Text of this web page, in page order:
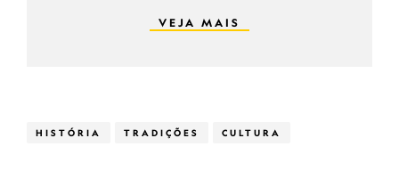
VEJA MAIS
HISTÓRIA TRADIÇÕES CULTURA